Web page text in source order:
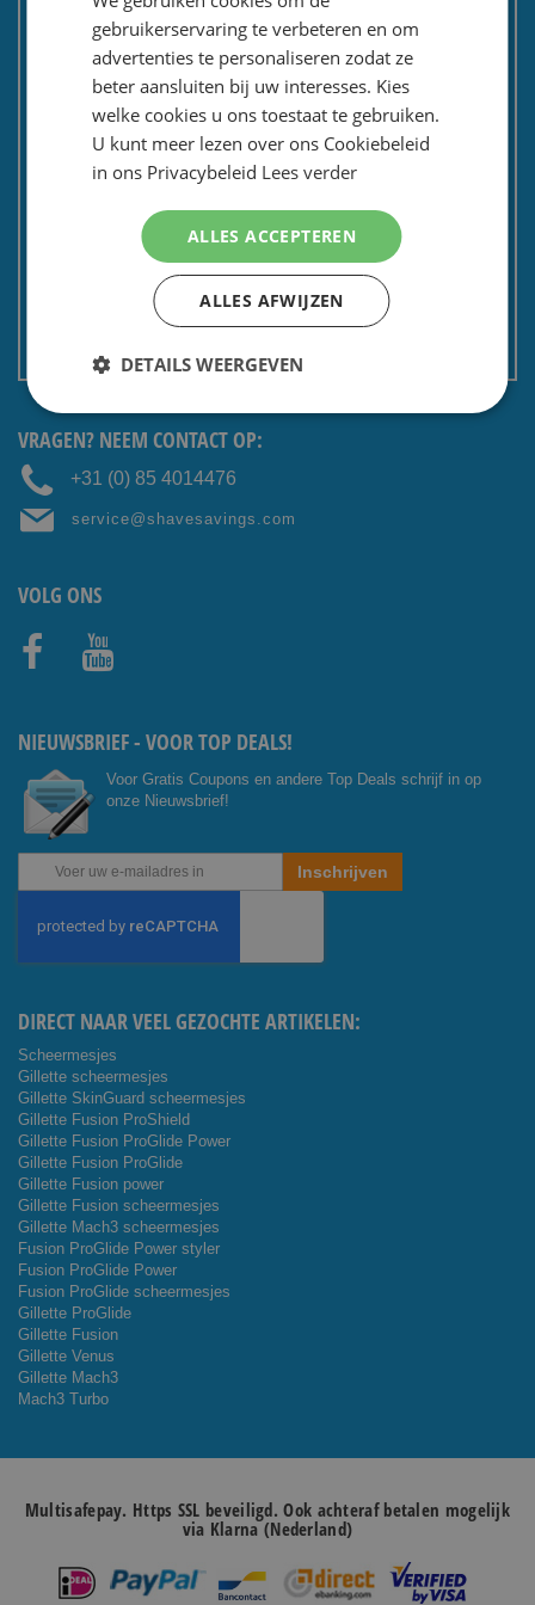
Tevredenheidsgarantie
Kadoservice
Meest gestelde vragen
Contactformulier
Privacy en security
Algemene voorwaarden
Non EU: Belasting / douane
VRAGEN? NEEM CONTACT OP:
+31 (0) 85 4014476
service@shavesavings.com
VOLG ONS
NIEUWSBRIEF - VOOR TOP DEALS!
Voor Gratis Coupons en andere Top Deals schrijf in op
onze Nieuwsbrief!
Abonneer
onze
Inschrijven
DIRECT NAAR VEEL GEZOCHTE ARTIKELEN:
Scheermesjes
Gillette scheermesjes
Gillette SkinGuard scheermesjes
Gillette Fusion ProShield
Gillette Fusion ProGlide Power
Gillette Fusion ProGlide
Gillette Fusion power
Gillette Fusion scheermesjes
Gillette Mach3 scheermesjes
Fusion ProGlide Power styler
Fusion ProGlide Power
Fusion ProGlide scheermesjes
Gillette ProGlide
Gillette Fusion
Gillette Venus
Gillette Mach3
Mach3 Turbo
Multisafepay. Https SSL beveiligd. Ook achteraf betalen mogelijk
via Klarna (Nederland)
gebruikerservaring te verbeteren en om
advertenties te personaliseren zodat ze
beter aansluiten bij uw interesses. Kies
welke cookies u ons toestaat te gebruiken.
U kunt meer lezen over ons Cookiebeleid
in ons Privacybeleid Lees verder
ALLES ACCEPTEREN
ALLES AFWIJZEN
DETAILS WEERGEVEN